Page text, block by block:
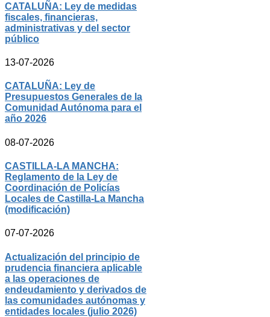
CATALUÑA: Ley de medidas
fiscales, financieras,
administrativas y del sector
público
13-07-2026
CATALUÑA: Ley de
Presupuestos Generales de la
Comunidad Autónoma para el
año 2026
08-07-2026
CASTILLA-LA MANCHA:
Reglamento de la Ley de
Coordinación de Policías
Locales de Castilla-La Mancha
(modificación)
07-07-2026
Actualización del principio de
prudencia financiera aplicable
a las operaciones de
endeudamiento y derivados de
las comunidades autónomas y
entidades locales (julio 2026)